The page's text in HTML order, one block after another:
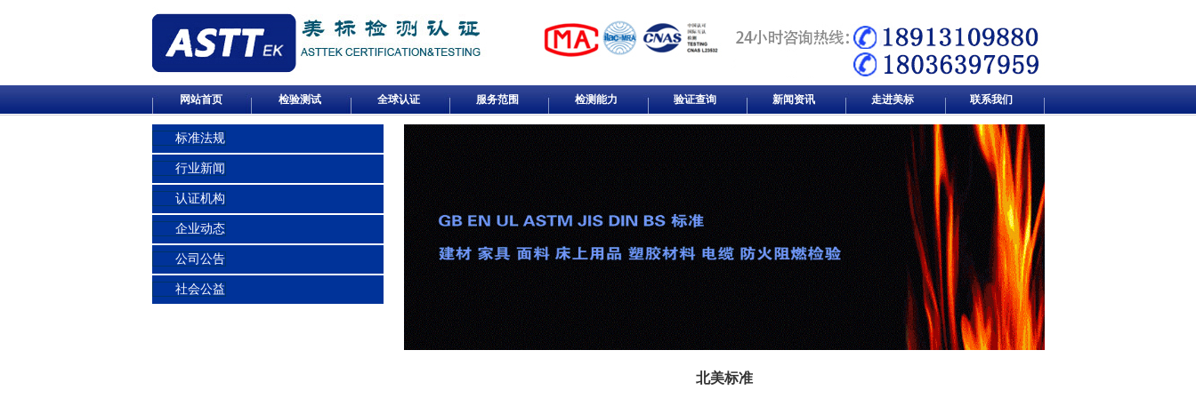
网站首页 检验测试 全球认证 服务范围 检测能力 验证查询 新闻资讯 走进美标 联系我们
标准法规
行业新闻
认证机构
企业动态
公司公告
社会公益
北美标准